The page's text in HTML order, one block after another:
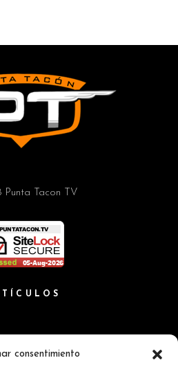
consentimiento
Punta Tacon TV
Klasse